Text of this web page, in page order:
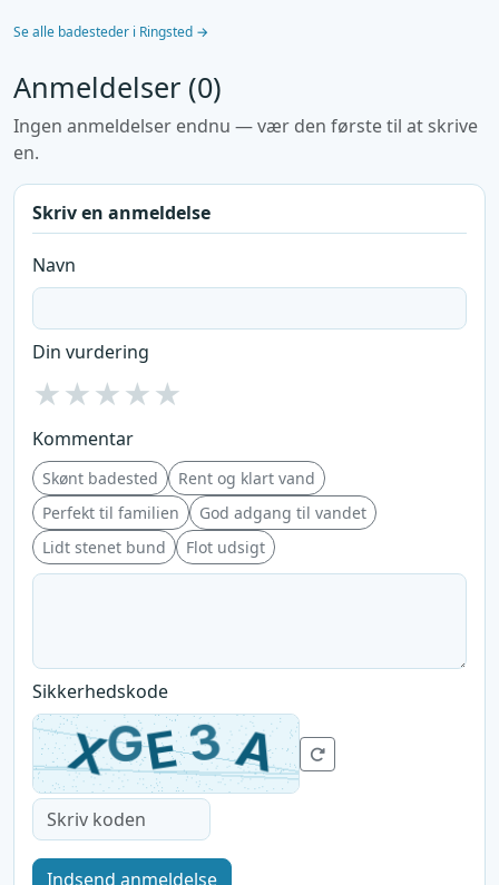
Se alle badesteder i Ringsted →
Anmeldelser (0)
Ingen anmeldelser endnu — vær den første til at skrive
en.
Skriv en anmeldelse
Navn
Din vurdering
★★★★★
Kommentar
Skønt badested
Rent og klart vand
Perfekt til familien
God adgang til vandet
Lidt stenet bund
Flot udsigt
Sikkerhedskode
Indsend anmeldelse